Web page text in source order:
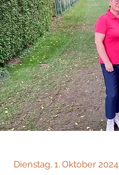
Dienstag, 1. Oktober 2024